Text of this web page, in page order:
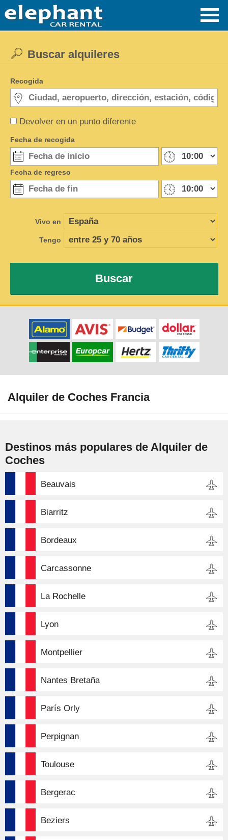
Devolver en un punto diferente
Buscar alquileres
Recogida
Fecha de recogida
Fecha de regreso
Vivo en
Tengo
Buscar
Alquiler de Coches Francia
Destinos más populares de Alquiler de
Coches
Beauvais
Biarritz
Bordeaux
Carcassonne
La Rochelle
Lyon
Montpellier
Nantes Bretaña
París Orly
Perpignan
Toulouse
Bergerac
Beziers